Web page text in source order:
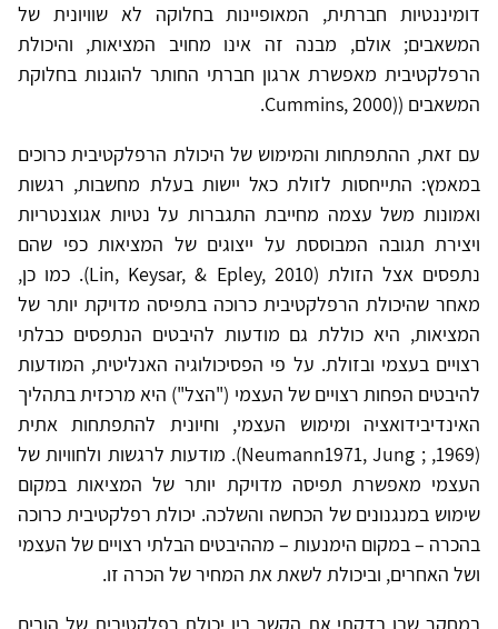
דומיננטיות חברתית, המאופיינות בחלוקה לא שוויונית של
המשאבים; אולם, מבנה זה אינו מחויב המציאות, והיכולת
הרפלקטיבית מאפשרת ארגון חברתי החותר להוגנות בחלוקת
המשאבים ((Cummins, 2000.
עם זאת, ההתפתחות והמימוש של היכולת הרפלקטיבית כרוכים
במאמץ: התייחסות לזולת כאל יישות בעלת מחשבות, רגשות
ואמונות משל עצמה מחייבת התגברות על נטיות אגוצנטריות
ויצירת תגובה המבוססת על ייצוגים של המציאות כפי שהם
נתפסים אצל הזולת (Lin, Keysar, & Epley, 2010). כמו כן,
מאחר שהיכולת הרפלקטיבית כרוכה בתפיסה מדויקת יותר של
המציאות, היא כוללת גם מודעות להיבטים הנתפסים כבלתי
רצויים בעצמי ובזולת. על פי הפסיכולוגיה האנליטית, המודעות
להיבטים הפחות רצויים של העצמי ("הצל") היא מרכזית בתהליך
האינדיבידואציה ומימוש העצמי, וחיונית להתפתחות אתית
(1969, ; Neumann1971, Jung). מודעות לרגשות ולחוויות של
העצמי מאפשרת תפיסה מדויקת יותר של המציאות במקום
שימוש במנגנונים של הכחשה והשלכה. יכולת רפלקטיבית כרוכה
בהכרה – במקום הימנעות – מההיבטים הבלתי רצויים של העצמי
ושל האחרים, וביכולת לשאת את המחיר של הכרה זו.